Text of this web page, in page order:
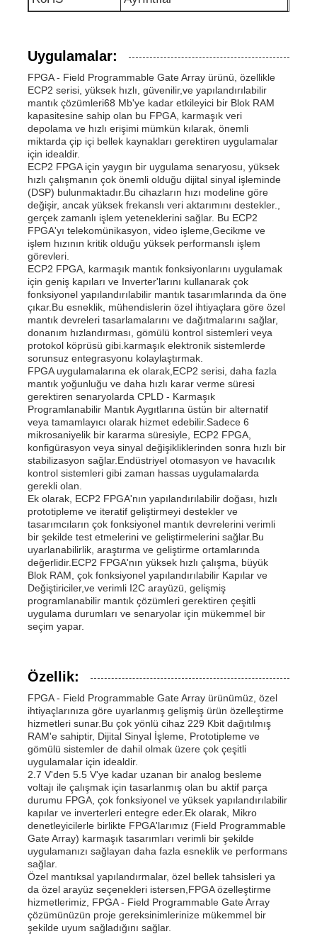
Elektronik parçalar
PLC Programlama
GPS Modülü
Radyo Frekans Modülü
Güç modülü
Katı hal rölesi
İletişim Anteni
Bağlayıcı
Güç yönetimi çipi
Uygulamalar:
FPGA - Field Programmable Gate Array ürünü, özellikle
ECP2 serisi, yüksek hızlı, güvenilir,ve yapılandırılabilir
mantık çözümleri68 Mb'ye kadar etkileyici bir Blok RAM
kapasitesine sahip olan bu FPGA, karmaşık veri
depolama ve hızlı erişimi mümkün kılarak, önemli
miktarda çip içi bellek kaynakları gerektiren uygulamalar
için idealdir.
ECP2 FPGA için yaygın bir uygulama senaryosu, yüksek
hızlı çalışmanın çok önemli olduğu dijital sinyal işleminde
(DSP) bulunmaktadır.Bu cihazların hızı modeline göre
değişir, ancak yüksek frekanslı veri aktarımını destekler.,
gerçek zamanlı işlem yeteneklerini sağlar. Bu ECP2
FPGA'yı telekomünikasyon, video işleme,Gecikme ve
işlem hızının kritik olduğu yüksek performanslı işlem
görevleri.
ECP2 FPGA, karmaşık mantık fonksiyonlarını uygulamak
için geniş kapıları ve Inverter'larını kullanarak çok
fonksiyonel yapılandırılabilir mantık tasarımlarında da öne
çıkar.Bu esneklik, mühendislerin özel ihtiyaçlara göre özel
mantık devreleri tasarlamalarını ve dağıtmalarını sağlar,
donanım hızlandırması, gömülü kontrol sistemleri veya
protokol köprüsü gibi.karmaşık elektronik sistemlerde
sorunsuz entegrasyonu kolaylaştırmak.
FPGA uygulamalarına ek olarak,ECP2 serisi, daha fazla
mantık yoğunluğu ve daha hızlı karar verme süresi
gerektiren senaryolarda CPLD - Karmaşık
Programlanabilir Mantık Aygıtlarına üstün bir alternatif
veya tamamlayıcı olarak hizmet edebilir.Sadece 6
mikrosaniyelik bir kararma süresiyle, ECP2 FPGA,
konfigürasyon veya sinyal değişikliklerinden sonra hızlı bir
stabilizasyon sağlar.Endüstriyel otomasyon ve havacılık
kontrol sistemleri gibi zaman hassas uygulamalarda
gerekli olan.
Ek olarak, ECP2 FPGA'nın yapılandırılabilir doğası, hızlı
prototipleme ve iteratif geliştirmeyi destekler ve
tasarımcıların çok fonksiyonel mantık devrelerini verimli
bir şekilde test etmelerini ve geliştirmelerini sağlar.Bu
uyarlanabilirlik, araştırma ve geliştirme ortamlarında
değerlidir.ECP2 FPGA'nın yüksek hızlı çalışma, büyük
Blok RAM, çok fonksiyonel yapılandırılabilir Kapılar ve
Değiştiriciler,ve verimli I2C arayüzü, gelişmiş
programlanabilir mantık çözümleri gerektiren çeşitli
uygulama durumları ve senaryolar için mükemmel bir
seçim yapar.
Özellik:
FPGA - Field Programmable Gate Array ürünümüz, özel
ihtiyaçlarınıza göre uyarlanmış gelişmiş ürün özelleştirme
hizmetleri sunar.Bu çok yönlü cihaz 229 Kbit dağıtılmış
RAM'e sahiptir, Dijital Sinyal İşleme, Prototipleme ve
gömülü sistemler de dahil olmak üzere çok çeşitli
uygulamalar için idealdir.
2.7 V'den 5.5 V'ye kadar uzanan bir analog besleme
voltajı ile çalışmak için tasarlanmış olan bu aktif parça
durumu FPGA, çok fonksiyonel ve yüksek yapılandırılabilir
kapılar ve inverterleri entegre eder.Ek olarak, Mikro
denetleyicilerle birlikte FPGA'larımız (Field Programmable
Gate Array) karmaşık tasarımları verimli bir şekilde
uygulamanızı sağlayan daha fazla esneklik ve performans
sağlar.
Özel mantıksal yapılandırmalar, özel bellek tahsisleri ya
da özel arayüz seçenekleri istersen,FPGA özelleştirme
hizmetlerimiz, FPGA - Field Programmable Gate Array
çözümünüzün proje gereksinimlerinize mükemmel bir
şekilde uyum sağladığını sağlar.